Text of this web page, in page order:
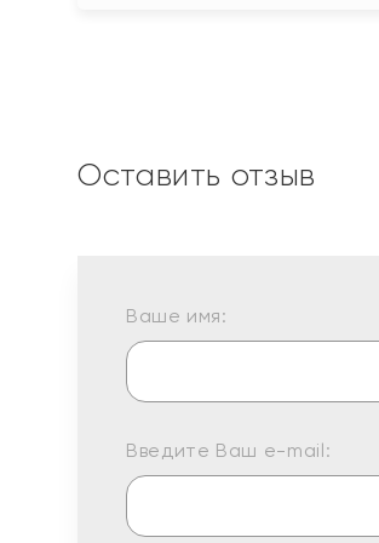
Оставить отзыв
Ваше имя:
Введите Ваш e-mail: